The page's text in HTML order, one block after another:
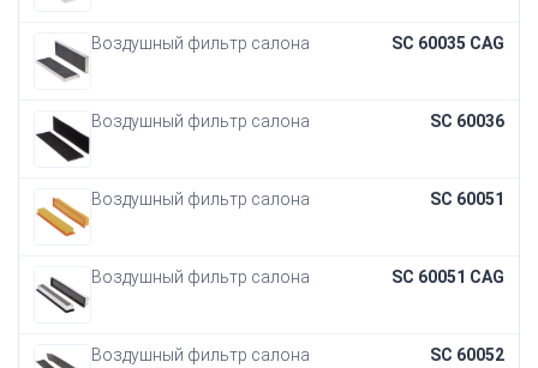
Воздушный фильтр салона SC 60035 CAG
Воздушный фильтр салона SC 60036
Воздушный фильтр салона SC 60051
Воздушный фильтр салона SC 60051 CAG
Воздушный фильтр салона SC 60052